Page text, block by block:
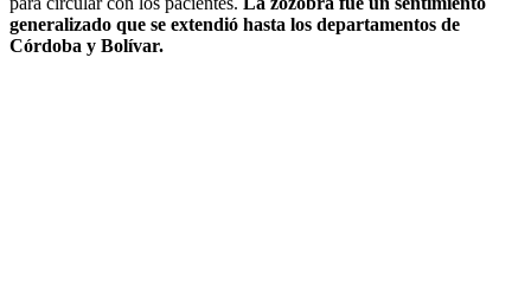
generalizado que se extendió hasta los departamentos de
Córdoba y Bolívar.